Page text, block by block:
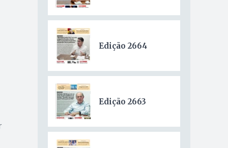
Edição 2664
Edição 2663